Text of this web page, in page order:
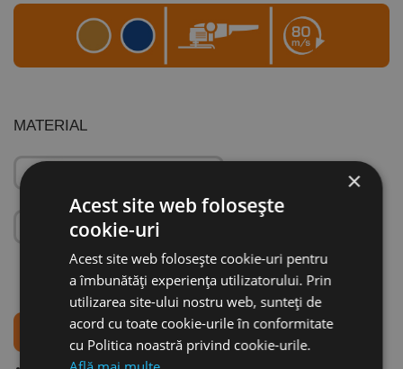
MATERIAL
×
Acest site web folosește
cookie-uri
Acest site web folosește cookie-uri pentru
a îmbunătăți experiența utilizatorului. Prin
utilizarea site-ului nostru web, sunteți de
acord cu toate cookie-urile în conformitate
cu Politica noastră privind cookie-urile.